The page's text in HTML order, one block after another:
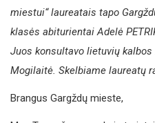
miestui“ laureatais tapo
klasės abiturientai Adelė
Juos konsultavo lietuvių
Mogilaitė. Skelbiame laureatų
Brangus Gargždų mieste,